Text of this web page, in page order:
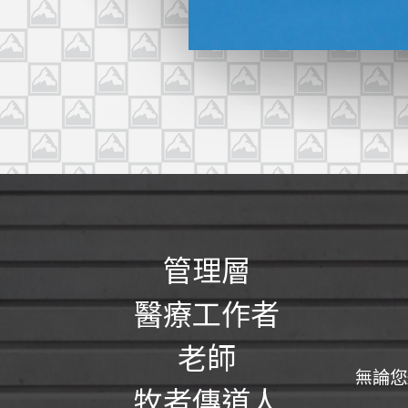
管理層
醫療工作者
老師
牧者傳道人
無論